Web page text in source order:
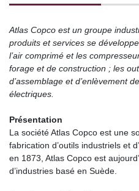
Atlas Copco est un groupe
produits et services se
l’air comprimé et les
forage et de construction ; les
d’assemblage et d’enlèvement
électriques.
Présentation
La société Atlas Copco est une
fabrication d’outils industriels et
en 1873, Atlas Copco est
d’industries basé en Suède.